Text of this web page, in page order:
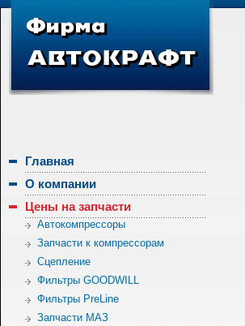
Главная
О компании
Цены на запчасти
Автокомпрессоры
Запчасти к компрессорам
Сцепление
Фильтры GOODWILL
Фильтры PreLine
Запчасти МАЗ